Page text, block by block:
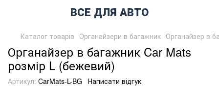
ВСЕ ДЛЯ АВТО
Каталог товарів Органайзери в багажник Органайзер в
Органайзер в багажник Car Mats
розмір L (бежевий)
Артикул: CarMats-L-BG Написати відгук